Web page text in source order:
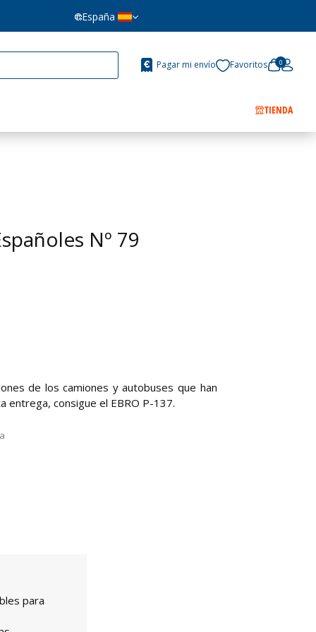
España
Pagar mi envío Favoritos 0
TIENDA
Nº 79
de los camiones y autobuses que han
entrega, consigue el EBRO P-137.
para